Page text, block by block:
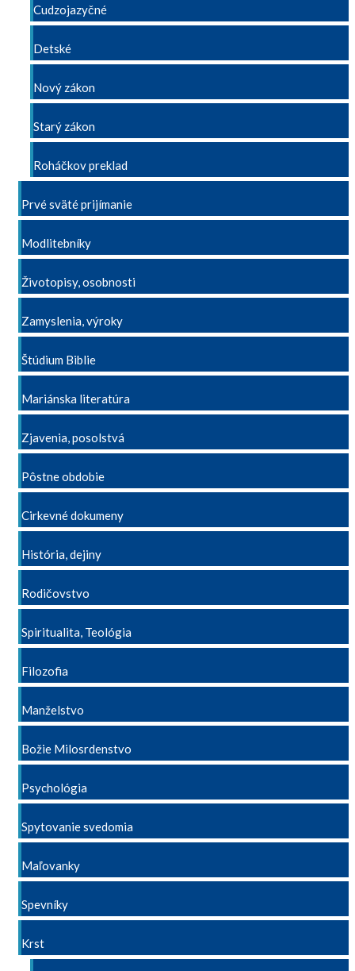
Cudzojazyčné
Detské
Nový zákon
Starý zákon
Roháčkov preklad
Prvé sväté prijímanie
Modlitebníky
Životopisy, osobnosti
Zamyslenia, výroky
Štúdium Biblie
Mariánska literatúra
Zjavenia, posolstvá
Pôstne obdobie
Cirkevné dokumeny
História, dejiny
Rodičovstvo
Spiritualita, Teológia
Filozofia
Manželstvo
Božie Milosrdenstvo
Psychológia
Spytovanie svedomia
Maľovanky
Spevníky
Krst